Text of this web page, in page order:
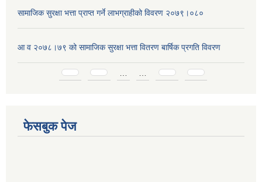
सामाजिक सुरक्षा भत्ता प्राप्त गर्ने लाभग्राहीको विवरण २०७९।०८०
आ व २०७८।७९ को सामाजिक सुरक्षा भत्ता वितरण बार्षिक प्रगति विवरण
Pages
फेसबुक पेज